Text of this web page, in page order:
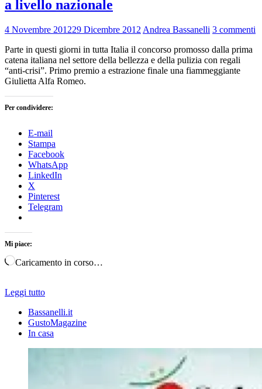
a livello nazionale
4 Novembre 201229 Dicembre 2012 Andrea Bassanelli 3 commenti
Parte in questi giorni in tutta Italia il concorso promosso dalla prima
catena italiana nel settore della bellezza e della pulizia con regali
“anti-crisi”. Primo premio a estrazione finale una fiammeggiante
Giulietta Alfa Romeo.
Per condividere:
E-mail
Stampa
Facebook
WhatsApp
LinkedIn
X
Pinterest
Telegram
Mi piace:
Caricamento in corso…
Leggi tutto
Bassanelli.it
GustoMagazine
In casa